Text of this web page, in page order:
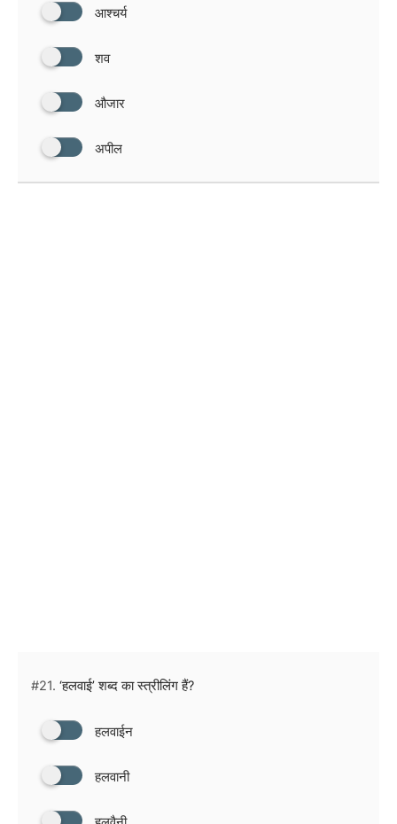
आश्चर्य
शव
औजार
अपील
#21. ‘हलवाई’ शब्द का स्त्रीलिंग हैं?
हलवाईन
हलवानी